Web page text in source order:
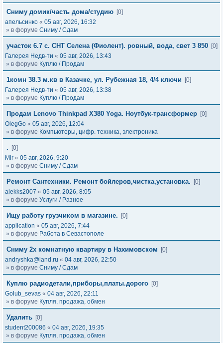
Сниму домик/часть дома/студию [0]
апельсинко « 05 авг, 2026, 16:32
» в форуме Сниму / Сдам
участок 6.7 с. СНТ Селена (Фиолент). ровный, вода, свет 3 850 [0]
Галерея Недв-ти « 05 авг, 2026, 13:43
» в форуме Куплю / Продам
1комн 38.3 м.кв в Казачке, ул. Рубежная 18, 4/4 ключи
[0]
Галерея Недв-ти « 05 авг, 2026, 13:38
» в форуме Куплю / Продам
Продам Lenovo Thinkpad X380 Yoga. Ноутбук-трансформер [0]
OlegGo « 05 авг, 2026, 12:04
» в форуме Компьютеры, цифр. техника, электроника
.
[0]
Mir « 05 авг, 2026, 9:20
» в форуме Сниму / Сдам
Ремонт Сантехники. Ремонт бойлеров,чистка,установка.
[0]
alekks2007 « 05 авг, 2026, 8:05
» в форуме Услуги / Разное
Ищу работу грузчиком в магазине.
[0]
application « 05 авг, 2026, 7:44
» в форуме Работа в Севастополе
Сниму 2х комнатную квартиру в Нахимовском
[0]
andryshka@land.ru « 04 авг, 2026, 22:50
» в форуме Сниму / Сдам
Куплю радиодетали,приборы,платы.дорого [0]
Golub_sevas « 04 авг, 2026, 22:11
» в форуме Купля, продажа, обмен
Удалить [0]
student200086 « 04 авг, 2026, 19:35
» в форуме Купля, продажа, обмен